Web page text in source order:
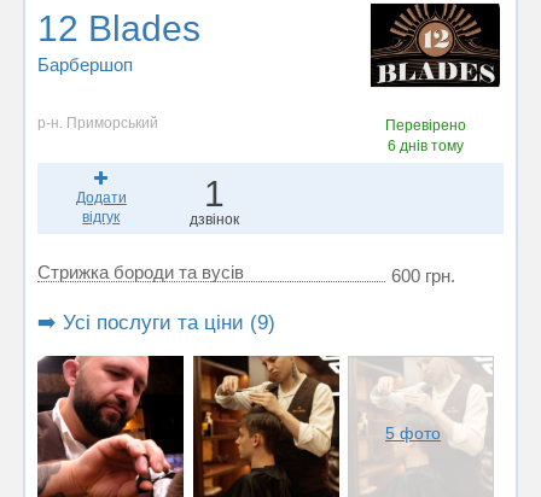
12 Blades
Барбершоп
р-н. Приморський
Перевірено
6 днів тому
Додати
відгук
1
дзвінок
Стрижка бороди та вусів 600 грн.
➡️ Усі послуги та ціни (9)
5 фото